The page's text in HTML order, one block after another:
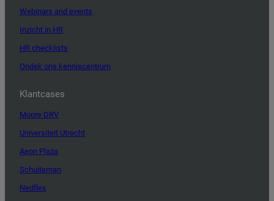
Webinars and events
Inzicht in HR
HR checklists
Ondek ons kenniscentrum
Klantcases
Moore DRV
Universiteit Utrecht
Aeon Plaza
Schuiteman
Nedflex